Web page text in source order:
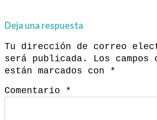
Deja una respuesta
Tu dirección de correo
será publicada.
Los
están marcados con
*
Comentario
*